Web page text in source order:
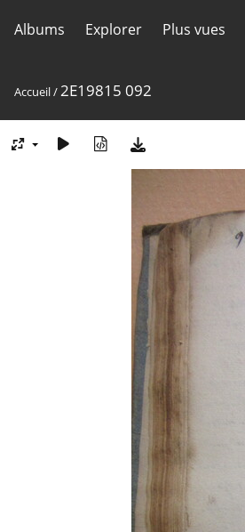
Albums Explorer Plus vues
Accueil/2E19815 092